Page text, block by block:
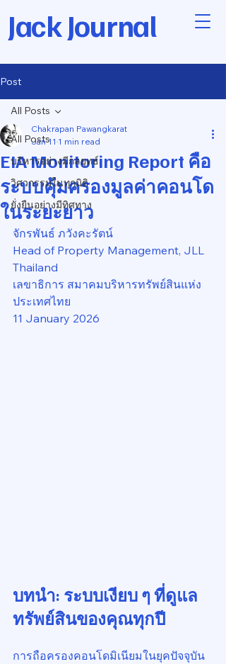
Jack Journal
Post
All Posts
บริหารอย่างมีกลยุทธ์
วิศวกรรมในทุกมิติ
ยั่งยืนอย่างมีทิศทาง
All Posts
EIA Monitoring Report คือ
ระบบคุ้มครองมูลค่าคอนโด
ในระยะยาว
Chakrapan Pawangkarat
Jan 11 1 min read
จักรพันธ์ ภวังคะรัตน์
Head of Property Management, JLL
Thailand
เลขาธิการ สมาคมบริหารทรัพย์สินแห่ง
ประเทศไทย
11 January 2026
บทนำ: ระบบเงียบ ๆ ที่ดูแล
ทรัพย์สินของคุณทุกปี
การถือครองคอนโดมิเนียมในยุคปัจจุบัน